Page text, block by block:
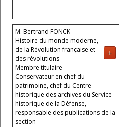
M. Bertrand FONCK
+
Histoire du monde moderne,
de la Révolution française et
des révolutions
Membre titulaire
Conservateur en chef du
patrimoine, chef du Centre
historique des archives du Service
historique de la Défense,
responsable des publications de la
section